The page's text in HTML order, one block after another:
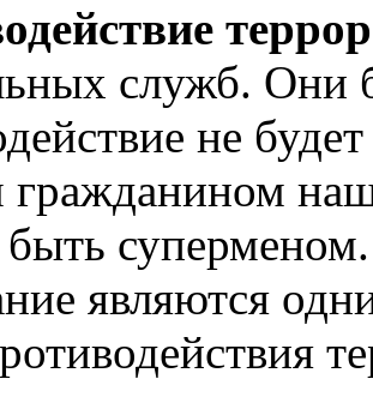
служб. Они
не
являются